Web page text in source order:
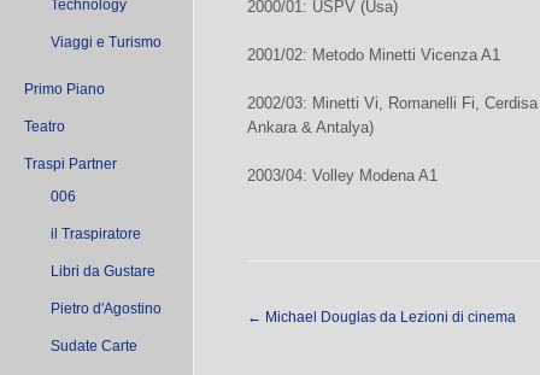
Technology
Viaggi e Turismo
Primo Piano
Teatro
Traspi Partner
006
il Traspiratore
Libri da Gustare
Pietro d'Agostino
Sudate Carte
2000/01: USPV (Usa)
2001/02: Metodo Minetti Vicenza A1
2002/03: Minetti Vi, Romanelli Fi,
Ankara & Antalya)
2003/04: Volley Modena A1
← Michael Douglas da Lezioni di cinema